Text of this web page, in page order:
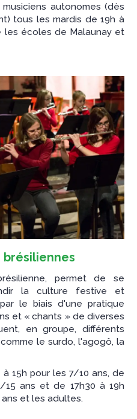
autonomes (dès
tous les mardis de 19h à
les écoles de Malaunay et
brésiliennes
permet de se
la culture festive et
le biais d'une pratique
et « chants » de diverses
en groupe, différents
le surdo, l'agogô, la
15h pour les 7/10 ans, de
15 ans et de 17h30 à 19h
et les adultes.